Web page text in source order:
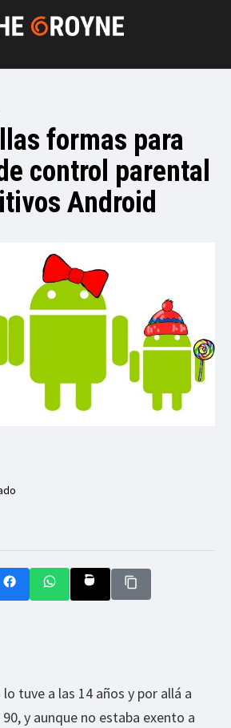
formas para
control parental
Android
tuve a las 14 años y por allá a
y aunque no estaba exento a